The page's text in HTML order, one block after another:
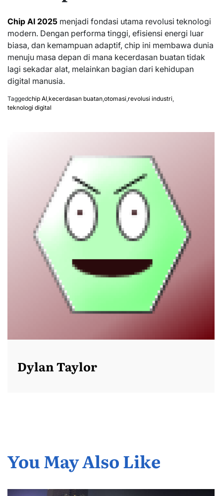
Chip AI 2025 menjadi fondasi utama revolusi teknologi
modern. Dengan performa tinggi, efisiensi energi luar
biasa, dan kemampuan adaptif, chip ini membawa dunia
menuju masa depan di mana kecerdasan buatan tidak
lagi sekadar alat, melainkan bagian dari kehidupan
digital manusia.
Taggedchip AI kecerdasan buatan otomasi revolusi industri
teknologi digital
Dylan Taylor
You May Also Like